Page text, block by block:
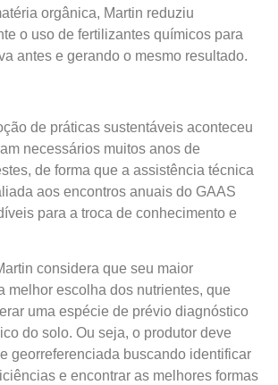
orgânica, Martin reduziu
o uso de fertilizantes químicos para
antes e gerando o mesmo resultado.
de práticas sustentáveis aconteceu
necessários muitos anos de
de forma que a assistência técnica
aos encontros anuais do GAAS
para a troca de conhecimento e
considera que seu maior
melhor escolha dos nutrientes, que
uma espécie de prévio diagnóstico
do solo. Ou seja, o produtor deve
georreferenciada buscando identificar
e encontrar as melhores formas